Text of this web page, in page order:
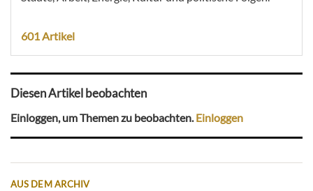
601 Artikel
Diesen Artikel beobachten
Einloggen, um Themen zu beobachten.Einloggen
AUS DEM ARCHIV